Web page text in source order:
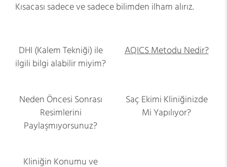
Kısacası sadece ve sadece bilimden ilham alırız.
DHI (Kalem Tekniği) ile
ilgili bilgi alabilir miyim?
AQICS Metodu Nedir?
Neden Öncesi Sonrası
Resimlerini
Paylaşmıyorsunuz?
Saç Ekimi Kliniğinizde
Mi Yapılıyor?
Kliniğin Konumu ve